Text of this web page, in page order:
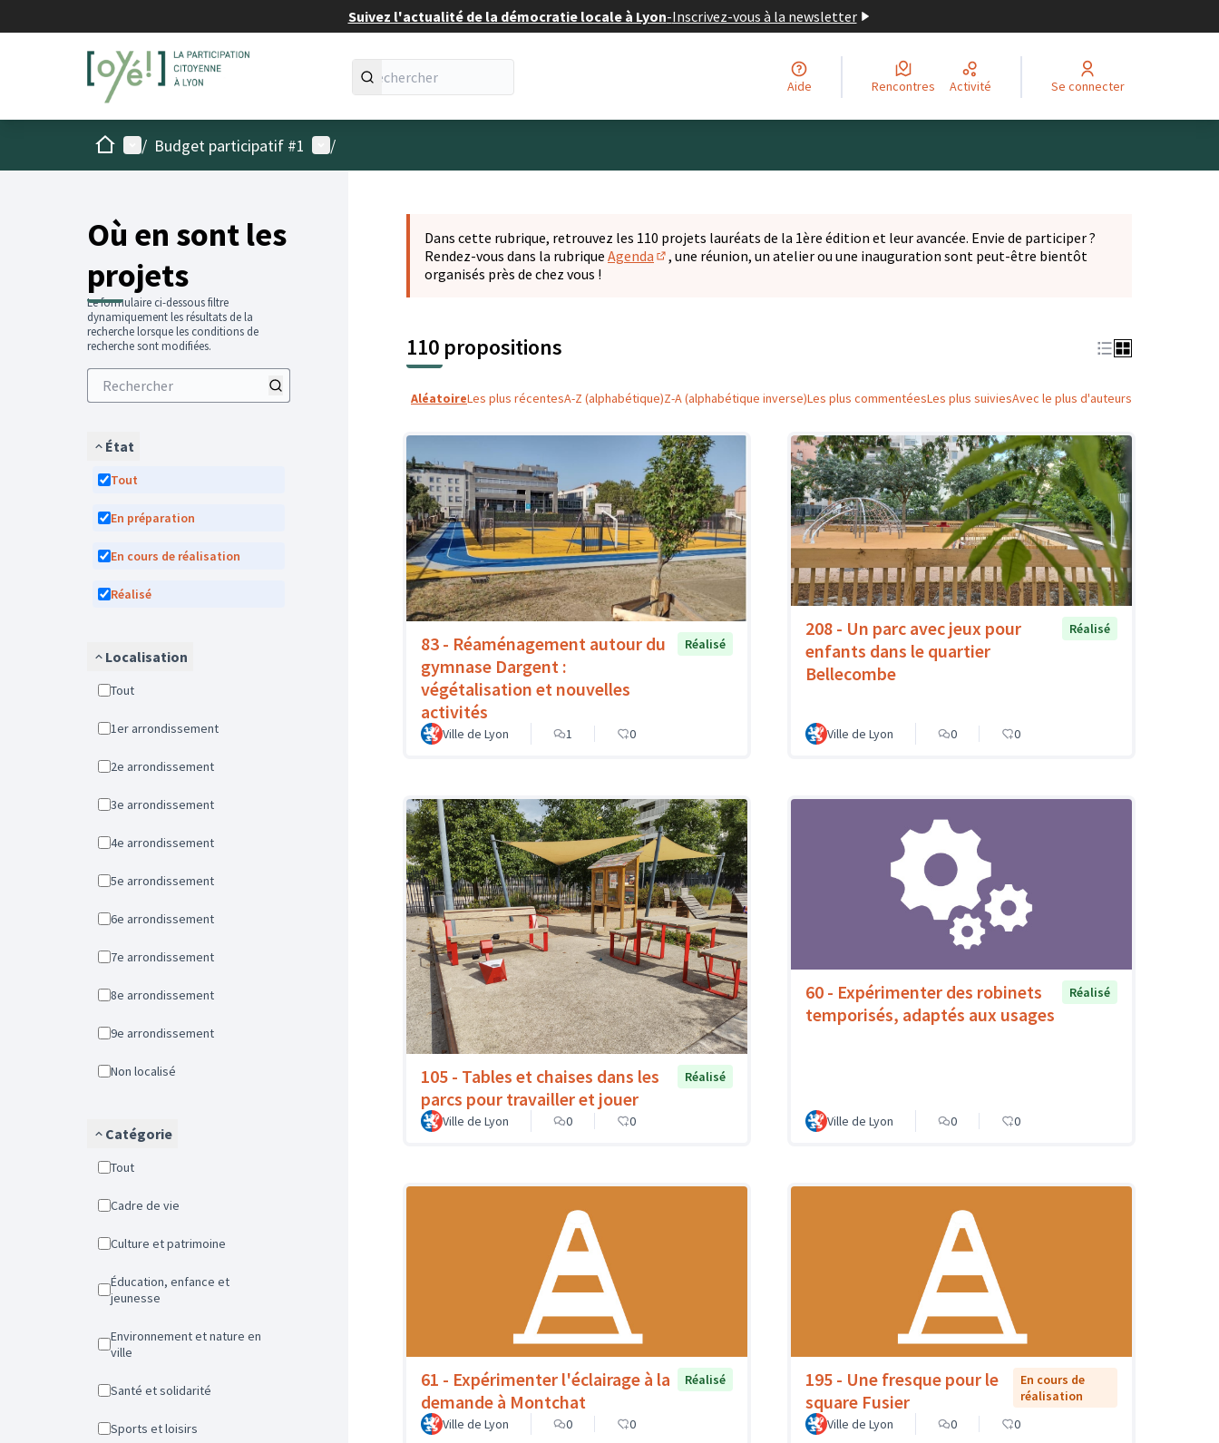
Suivez l'actualité de la démocratie locale à Lyon-Inscrivez-vous à la newsletter
Aide Rencontres Activité Se connecter
AccueilMenu principal
/ Budget participatif #1 Menu utilisateur
/
Où en sont les
projets
Le formulaire ci-dessous filtre
dynamiquement les résultats de la
recherche lorsque les conditions de
recherche sont modifiées.
État
Tout
En préparation
En cours de réalisation
Réalisé
Localisation
Tout
1er arrondissement
2e arrondissement
3e arrondissement
4e arrondissement
5e arrondissement
6e arrondissement
7e arrondissement
8e arrondissement
9e arrondissement
Non localisé
Catégorie
Tout
Cadre de vie
Culture et patrimoine
Éducation, enfance et
jeunesse
Environnement et nature en
ville
Santé et solidarité
Sports et loisirs
Dans cette rubrique, retrouvez les 110 projets lauréats de la 1ère édition et leur avancée. Envie de participer ?
Rendez-vous dans la rubrique Agenda
(S'ouvre dans un nouvel onglet)
, une réunion, un atelier ou une inauguration sont peut-être bientôt
organisés près de chez vous !
110 propositions
AléatoireLes plus récentesA-Z (alphabétique)Z-A (alphabétique inverse)Les plus commentéesLes plus suiviesAvec le plus d'auteurs
83 - Réaménagement autour du
gymnase Dargent :
végétalisation et nouvelles
activités
Réalisé
Ville de Lyon 1 0
208 - Un parc avec jeux pour
enfants dans le quartier
Bellecombe
Réalisé
Ville de Lyon 0 0
105 - Tables et chaises dans les
parcs pour travailler et jouer
Réalisé
Ville de Lyon 0 0
60 - Expérimenter des robinets
temporisés, adaptés aux usages
Réalisé
Ville de Lyon 0 0
61 - Expérimenter l'éclairage à la
demande à Montchat
Réalisé
Ville de Lyon 0 0
195 - Une fresque pour le
square Fusier
En cours de
réalisation
Ville de Lyon
0 0